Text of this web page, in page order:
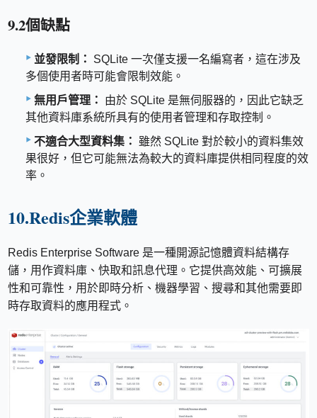
9.2個缺點
並發限制：
SQLite 一次僅支援一名編寫者，這在涉及
多個使用者時可能會限制效能。
無用戶管理：
由於 SQLite 是無伺服器的，因此它缺乏
其他資料庫系統所具有的使用者管理和存取控制。
不適合大型資料集：
雖然 SQLite 對於較小的資料集效
果很好，但它可能無法為較大的資料庫提供相同程度的效
率。
10.Redis企業軟體
Redis Enterprise Software 是一種開源記憶體資料結構存
儲，用作資料庫、快取和訊息代理。它提供高效能、可擴展
性和可靠性，用於即時分析、機器學習、搜尋和其他需要即
時存取資料的應用程式。